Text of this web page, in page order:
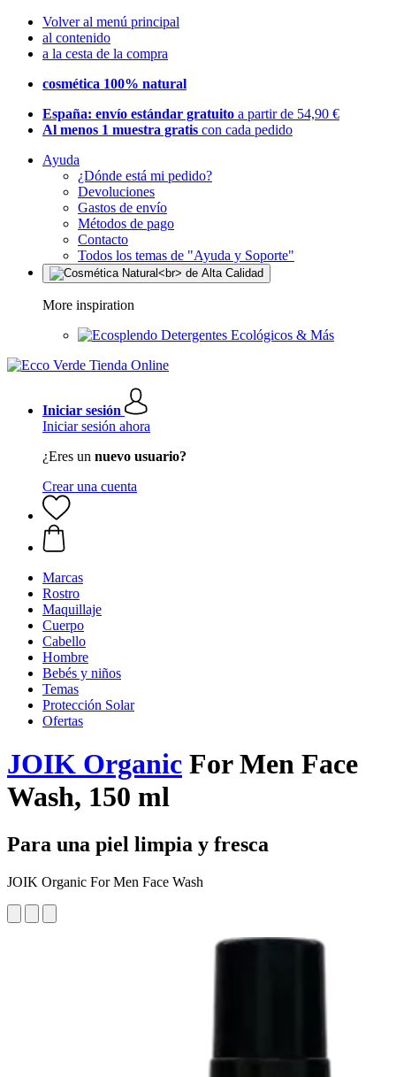
Volver al menú principal
al contenido
a la cesta de la compra
cosmética 100% natural
España: envío estándar gratuito a partir de 54,90 €
Al menos 1 muestra gratis con cada pedido
Ayuda
¿Dónde está mi pedido?
Devoluciones
Gastos de envío
Métodos de pago
Contacto
Todos los temas de "Ayuda y Soporte"
More inspiration
Detergentes Ecológicos & Más
Iniciar sesión
Iniciar sesión ahora
¿Eres un nuevo usuario?
Crear una cuenta
Marcas
Rostro
Maquillaje
Cuerpo
Cabello
Hombre
Bebés y niños
Temas
Protección Solar
Ofertas
JOIK Organic For Men Face
Wash, 150 ml
Para una piel limpia y fresca
JOIK Organic For Men Face Wash